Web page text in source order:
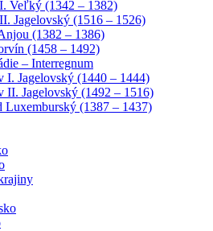
Veľký (1342 – 1382)
Jagelovský (1516 – 1526)
(1382 – 1386)
(1458 – 1492)
– Interregnum
I. Jagelovský (1440 – 1444)
II. Jagelovský (1492 – 1516)
Luxemburský (1387 – 1437)